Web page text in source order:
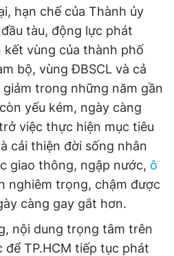
hạn chế của Thành ủy
tàu, động lực phát
vùng của thành phố
bộ, vùng ĐBSCL và cả
trong những năm gần
yếu kém, ngày càng
việc thực hiện mục tiêu
cải thiện đời sống nhân
giao thông, ngập nước, ô
nghiêm trọng, chậm được
càng gay gắt hơn.
nội dung trọng tâm trên
TP.HCM tiếp tục phát